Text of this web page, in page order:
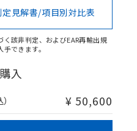
定見解書/項目別対比表
く該非判定、およびEAR再輸出規
できます。
入
¥ 50,600